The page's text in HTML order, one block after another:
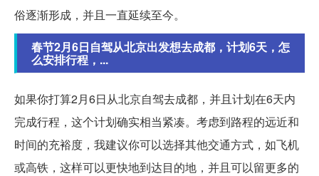
俗逐渐形成，并且一直延续至今。
春节2月6日自驾从北京出发想去成都，计划6天，怎
么安排行程，...
如果你打算2月6日从北京自驾去成都，并且计划在6天内
完成行程，这个计划确实相当紧凑。考虑到路程的远近和
时间的充裕度，我建议你可以选择其他交通方式，如飞机
或高铁，这样可以更快地到达目的地，并且可以留更多的